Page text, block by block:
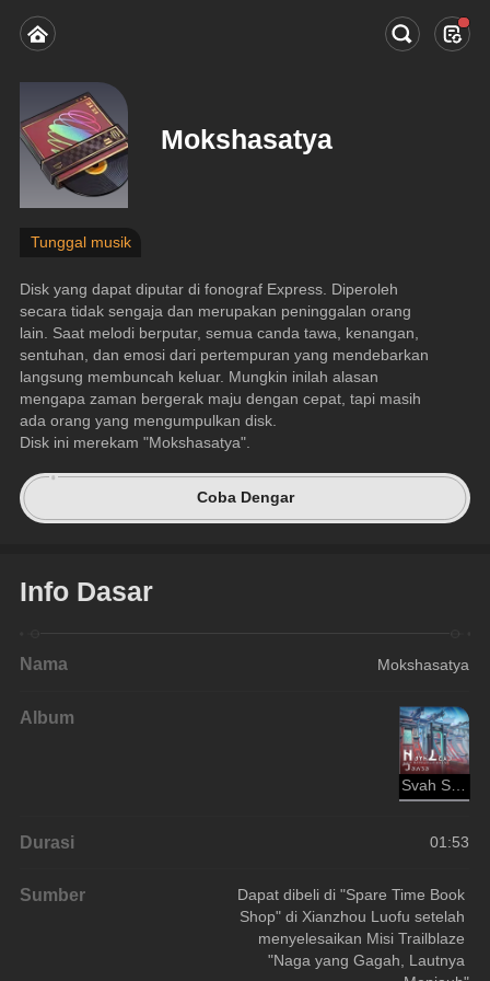
Mokshasatya
Tunggal musik
Disk yang dapat diputar di fonograf Express. Diperoleh
secara tidak sengaja dan merupakan peninggalan orang
lain. Saat melodi berputar, semua canda tawa, kenangan,
sentuhan, dan emosi dari pertempuran yang mendebarkan
langsung membuncah keluar. Mungkin inilah alasan
mengapa zaman bergerak maju dengan cepat, tapi masih
ada orang yang mengumpulkan disk.
Disk ini merekam "Mokshasatya".
Coba Dengar
Info Dasar
Nama Mokshasatya
Album
Svah Sanishyu
Durasi 01:53
Sumber
Dapat dibeli di "Spare Time Book
Shop" di Xianzhou Luofu setelah
menyelesaikan Misi Trailblaze
"Naga yang Gagah, Lautnya